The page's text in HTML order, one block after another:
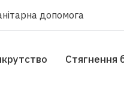
допомога
Стягнення